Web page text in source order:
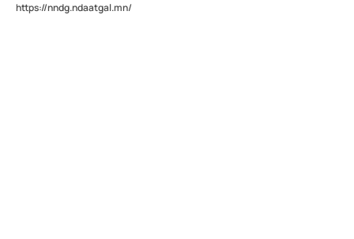
https://nndg.ndaatgal.mn/